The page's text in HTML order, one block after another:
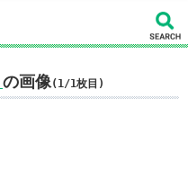
の画像(1/1枚目)